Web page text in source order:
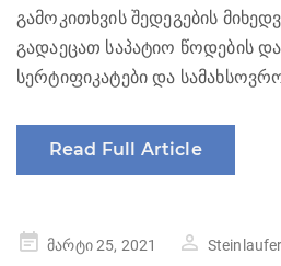
გამოკითხვის შედეგების
გადაეცათ საპატიო წოდების
სერტიფიკატები და
Read Full Article
Postedმარტი 25, 2021 Steinlaufer